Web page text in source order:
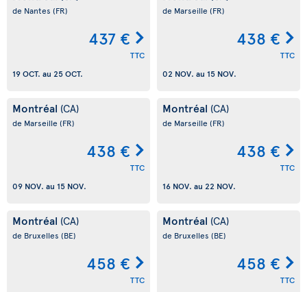
de Nantes (FR)
437 €
TTC
19 OCT. au 25 OCT.
de Marseille (FR)
438 €
TTC
02 NOV. au 15 NOV.
Montréal (CA)
de Marseille (FR)
438 €
TTC
09 NOV. au 15 NOV.
Montréal (CA)
de Marseille (FR)
438 €
TTC
16 NOV. au 22 NOV.
Montréal (CA)
de Bruxelles (BE)
458 €
TTC
Montréal (CA)
de Bruxelles (BE)
458 €
TTC